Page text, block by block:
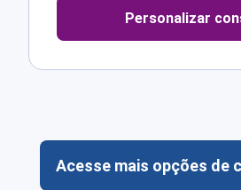
Personalizar
Acesse mais opções de